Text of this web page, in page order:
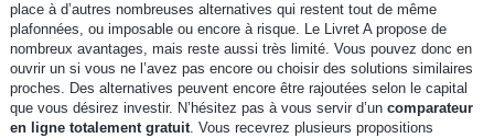
place à d’autres nombreuses alternatives qui restent tout de même
plafonnées, ou imposable ou encore à risque. Le Livret A propose de
nombreux avantages, mais reste aussi très limité. Vous pouvez donc en
ouvrir un si vous ne l’avez pas encore ou choisir des solutions similaires
proches. Des alternatives peuvent encore être rajoutées selon le capital
que vous désirez investir. N’hésitez pas à vous servir d’un comparateur
en ligne totalement gratuit. Vous recevrez plusieurs propositions